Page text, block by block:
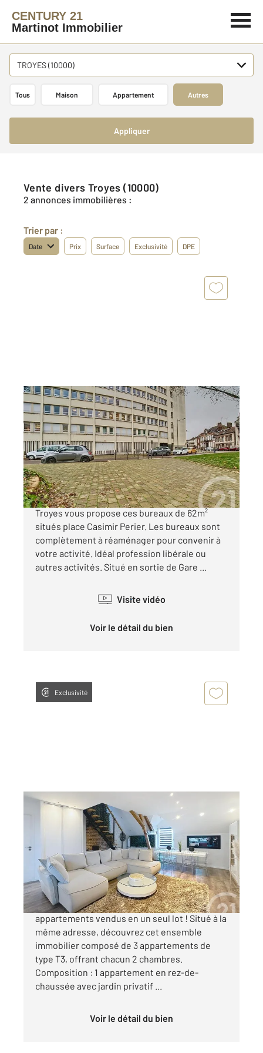
CENTURY 21
Martinot Immobilier
TROYES (10000)
Tous Maison Appartement Autres
Appliquer
Vente divers Troyes (10000)
2 annonces immobilières :
Trier par :
Date Prix Surface Exclusivité DPE
TROYES 10
62 m2
Ref : 71804
à vendre
50 000 €
L'agence Century 21 Martinot Immobilier à
Troyes vous propose ces bureaux de 62m²
situés place Casimir Perier. Les bureaux sont
complètement à réaménager pour convenir à
votre activité. Idéal profession libérale ou
autres activités. Situé en sortie de Gare ...
Visite vidéo
Voir le détail du bien
Exclusivité
TROYES 10
à vendre
297 000 €
Idéal Investisseurs Ensemble immobilier de 3
appartements vendus en un seul lot ! Situé à la
même adresse, découvrez cet ensemble
immobilier composé de 3 appartements de
type T3, offrant chacun 2 chambres.
Composition : 1 appartement en rez-de-
chaussée avec jardin privatif ...
Voir le détail du bien